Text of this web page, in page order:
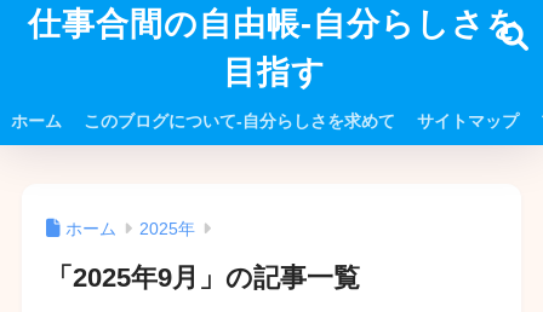
仕事合間の自由帳-自分らしさを
目指す
ホーム このブログについて-自分らしさを求めて サイトマップ
ホーム 2025年
「2025年9月」の記事一覧